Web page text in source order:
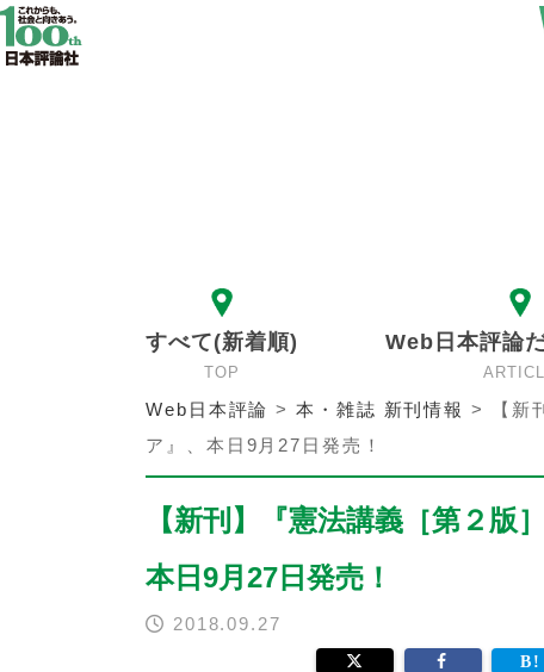
すべて(新着順)
TOP
Web日本評論
Web日本評論 >本・雑誌 新刊情報 >
【
ア』、本日9月27日発売！
【新刊】『憲法講義［第２版
本日9月27日発売！
2018.09.27